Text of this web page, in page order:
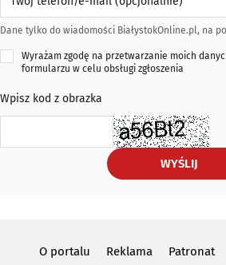
Dane tylko do wiadomości BiałystokOnline.pl, na
Wyrażam zgodę na przetwarzanie moich
formularzu w celu obsługi zgłoszenia
Wpisz kod z obrazka
WYŚLIJ
O portalu Reklama Patronat